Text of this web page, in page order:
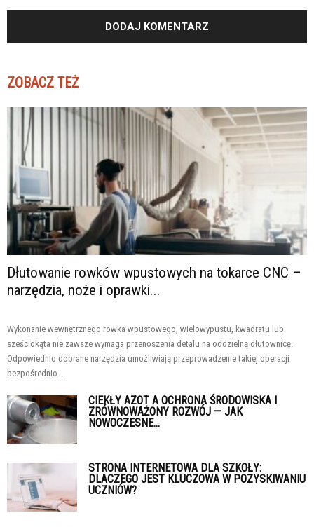
ZOBACZ TEŻ
Dłutowanie rowków wpustowych na tokarce CNC –
narzędzia, noże i oprawki...
Wykonanie wewnętrznego rowka wpustowego, wielowypustu, kwadratu lub
sześciokąta nie zawsze wymaga przenoszenia detalu na oddzielną dłutownicę.
Odpowiednio dobrane narzędzia umożliwiają przeprowadzenie takiej operacji
bezpośrednio...
CIEKŁY AZOT A OCHRONA ŚRODOWISKA I
ZRÓWNOWAŻONY ROZWÓJ — JAK
NOWOCZESNE...
STRONA INTERNETOWA DLA SZKOŁY:
DLACZEGO JEST KLUCZOWA W POZYSKIWANIU
UCZNIÓW?